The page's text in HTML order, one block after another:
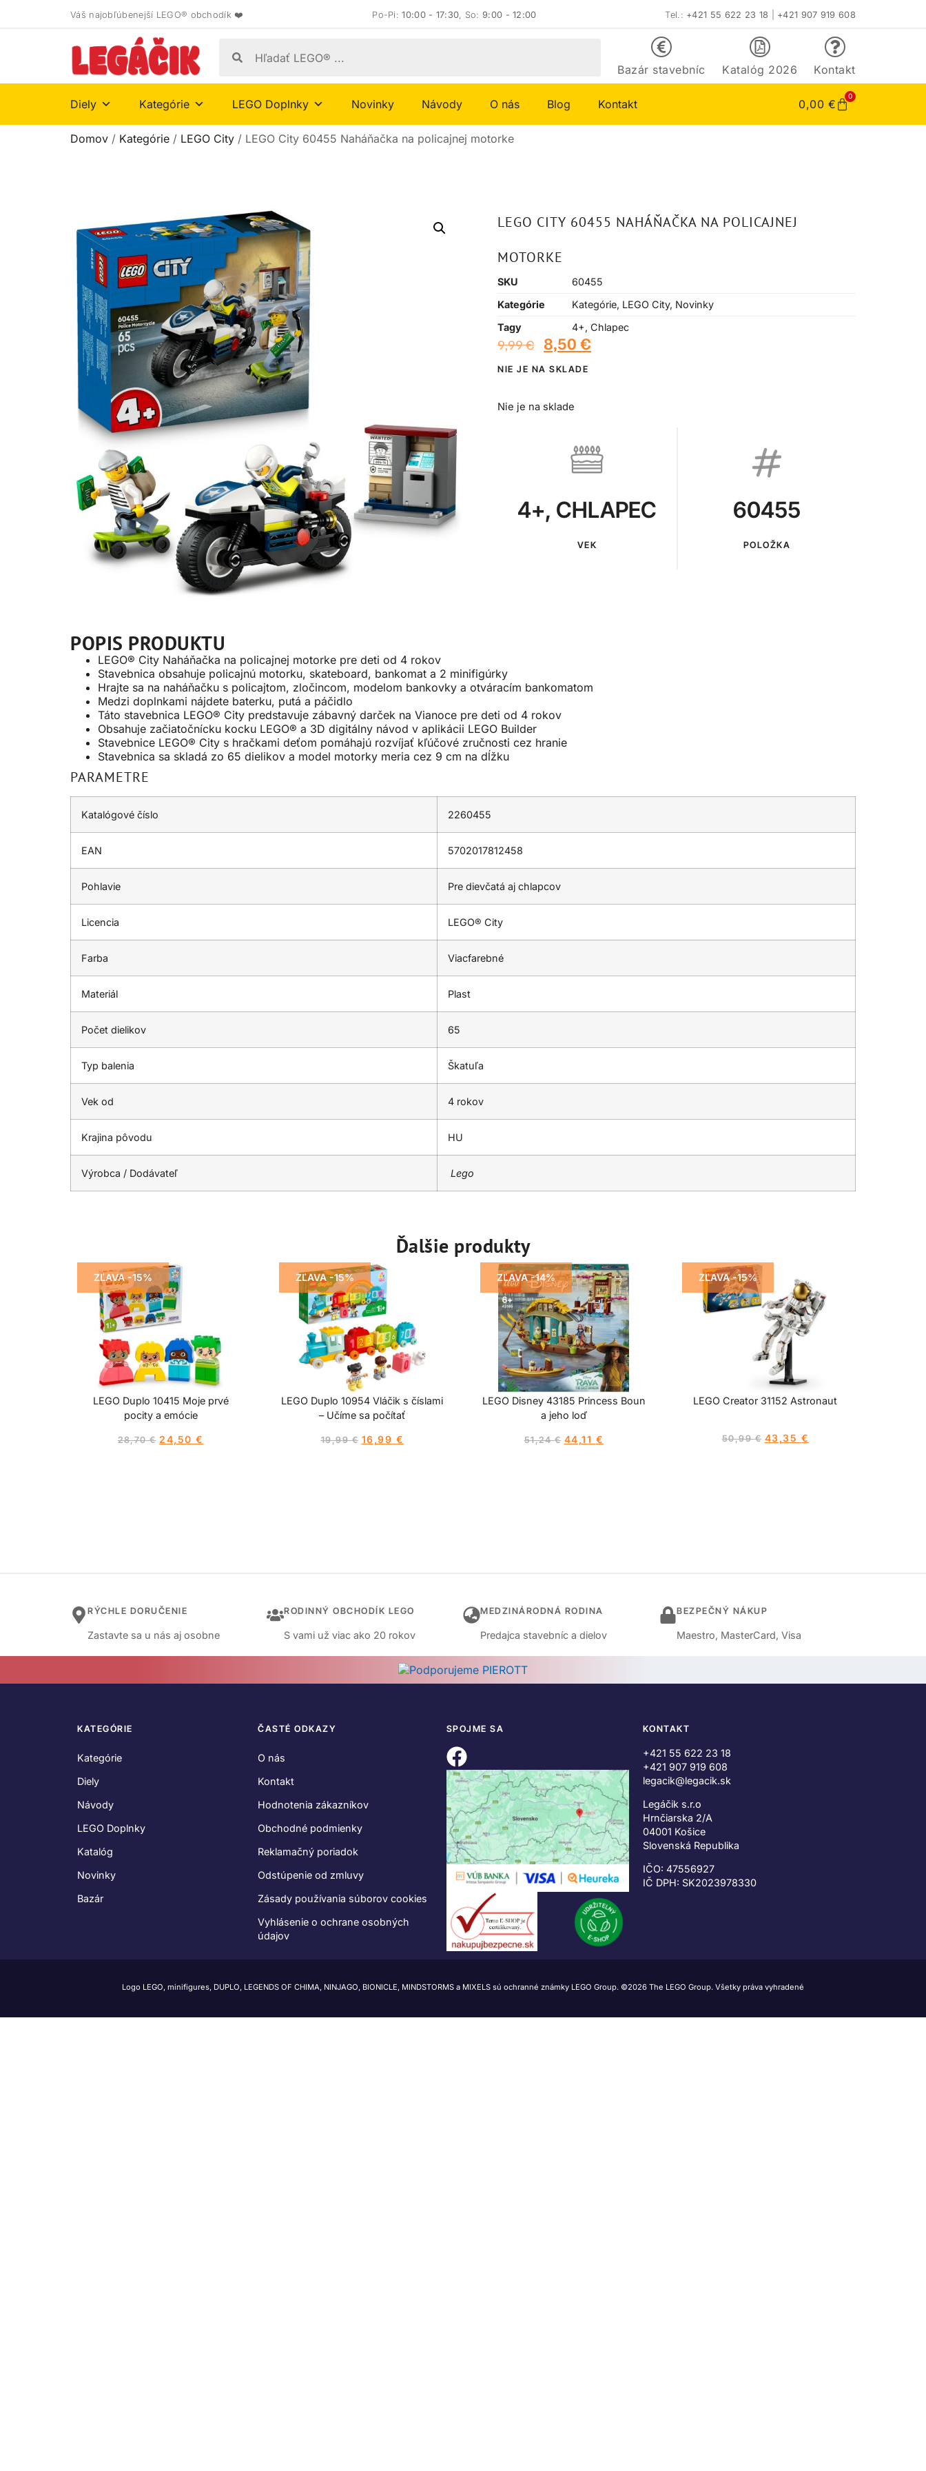
Váš najobľúbenejší LEGO® obchodík ❤️ Po-Pi:10:00 - 17:30, So:9:00 - 12:00 Tel.: +421 55 622 23 18 +421 907 919 608
Bazár stavebníc Katalóg 2026 Kontakt
Diely Kategórie LEGO Doplnky Novinky Návody O nás Blog Kontakt 0,00 €
0
Domov / Kategórie / LEGO City / LEGO City 60455 Naháňačka na policajnej motorke
LEGO CITY 60455 NAHÁŇAČKA NA POLICAJNEJ
MOTORKE
SKU
60455
Kategórie
Kategórie, LEGO City, Novinky
Tagy
4+, Chlapec
9,99€ 8,50 €
NIE JE NA SKLADE
Nie je na sklade
4+, CHLAPEC
VEK
60455
POLOŽKA
POPIS PRODUKTU
LEGO® City Naháňačka na policajnej motorke pre deti od 4 rokov
Stavebnica obsahuje policajnú motorku, skateboard, bankomat a 2 minifigúrky
Hrajte sa na naháňačku s policajtom, zločincom, modelom bankovky a otváracím bankomatom
Medzi doplnkami nájdete baterku, putá a páčidlo
Táto stavebnica LEGO® City predstavuje zábavný darček na Vianoce pre deti od 4 rokov
Obsahuje začiatočnícku kocku LEGO® a 3D digitálny návod v aplikácii LEGO Builder
Stavebnice LEGO® City s hračkami deťom pomáhajú rozvíjať kľúčové zručnosti cez hranie
Stavebnica sa skladá zo 65 dielikov a model motorky meria cez 9 cm na dĺžku
PARAMETRE
Katalógové číslo 2260455
EAN 5702017812458
Pohlavie Pre dievčatá aj chlapcov
Licencia LEGO® City
Farba Viacfarebné
Materiál Plast
Počet dielikov 65
Typ balenia Škatuľa
Vek od 4 rokov
Krajina pôvodu HU
Výrobca / Dodávateľ Lego
Ďalšie produkty
ZĽAVA -15%
LEGO Duplo 10415 Moje prvé
pocity a emócie
28,70€ 24,50 €
ZĽAVA -15%
LEGO Duplo 10954 Vláčik s číslami
– Učíme sa počítať
19,99€ 16,99 €
ZĽAVA -14%
LEGO Disney 43185 Princess Boun
a jeho loď
51,24€ 44,11 €
ZĽAVA -15%
LEGO Creator 31152 Astronaut
50,99€ 43,35 €
RÝCHLE DORUČENIE
Zastavte sa u nás aj osobne
RODINNÝ OBCHODÍK LEGO
S vami už viac ako 20 rokov
MEDZINÁRODNÁ RODINA
Predajca stavebníc a dielov
BEZPEČNÝ NÁKUP
Maestro, MasterCard, Visa
KATEGÓRIE
Kategórie
Diely
Návody
LEGO Doplnky
Katalóg
Novinky
Bazár
ČASTÉ ODKAZY
O nás
Kontakt
Hodnotenia zákazníkov
Obchodné podmienky
Reklamačný poriadok
Odstúpenie od zmluvy
Zásady používania súborov cookies
Vyhlásenie o ochrane osobných
údajov
SPOJME SA KONTAKT
+421 55 622 23 18
+421 907 919 608
legacik@legacik.sk
Legáčik s.r.o
Hrnčiarska 2/A
04001 Košice
Slovenská Republika
IČO: 47556927
IČ DPH: SK2023978330
Logo LEGO, minifigures, DUPLO, LEGENDS OF CHIMA, NINJAGO, BIONICLE, MINDSTORMS a MIXELS sú ochranné známky LEGO Group. ©2026 The LEGO Group. Všetky práva vyhradené